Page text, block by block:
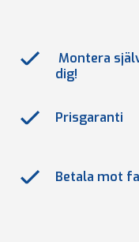
Montera
dig!
Prisgaranti
Betala mot